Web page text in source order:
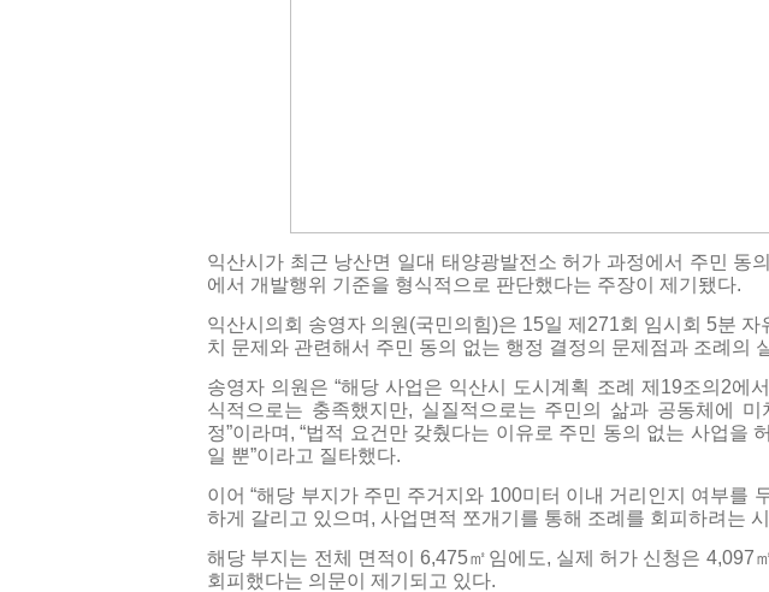
익산시가 최근 낭산면 일대 태양광발전소 허가 과정에서 주민 동
에서 개발행위 기준을 형식적으로 판단했다는 주장이 제기됐다.
익산시의회 송영자 의원(국민의힘)은 15일 제271회 임시회 5분 자
치 문제와 관련해서 주민 동의 없는 행정 결정의 문제점과 조례의
송영자 의원은 “해당 사업은 익산시 도시계획 조례 제19조의2에
식적으로는 충족했지만, 실질적으로는 주민의 삶과 공동체에
정”이라며, “법적 요건만 갖췄다는 이유로 주민 동의 없는 사업을
일 뿐”이라고 질타했다.
이어 “해당 부지가 주민 주거지와 100미터 이내 거리인지 여부를
하게 갈리고 있으며, 사업면적 쪼개기를 통해 조례를 회피하려는
해당 부지는 전체 면적이 6,475㎡임에도, 실제 허가 신청은 4,097
회피했다는 의문이 제기되고 있다.